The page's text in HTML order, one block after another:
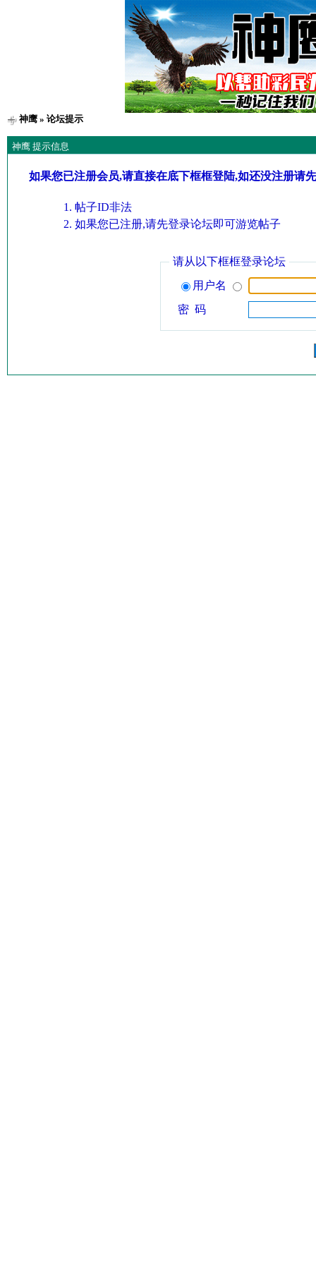
神鹰» 论坛提示
神鹰 提示信息
如果您已注册会员,请直接在底下框框登陆,如还没注册请
帖子ID非法
如果您已注册,请先登录论坛即可游览帖子
请从以下框框登录论坛
用户名
密 码